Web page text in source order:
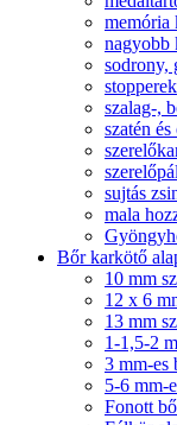
memória
nagyobb
sodrony,
stopperek
szalag-,
szatén
sujtás
mala
Bőr karkötő
10 mm
12 x 6
13 mm
1-1,5-2
3 mm-es
5-6 mm-
Fonott